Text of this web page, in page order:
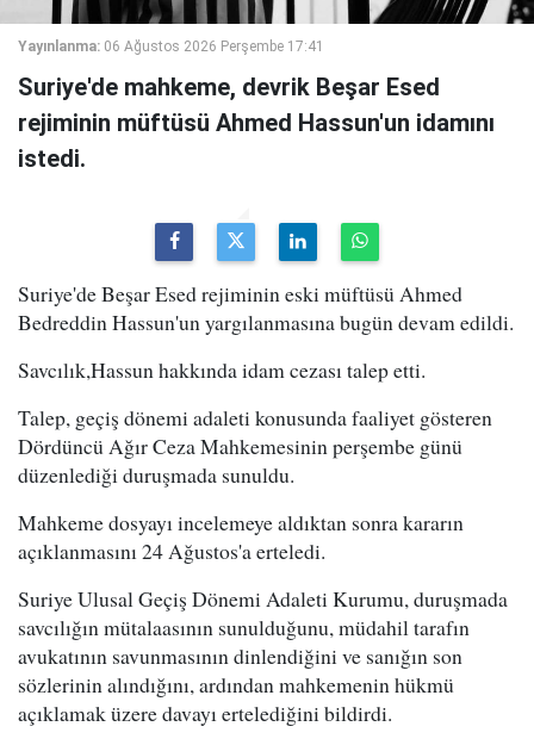
Yayınlanma: 06 Ağustos 2026 Perşembe 17:41
Suriye'de mahkeme, devrik Beşar Esed
rejiminin müftüsü Ahmed Hassun'un idamını
istedi.
Suriye'de Beşar Esed rejiminin eski müftüsü Ahmed
Bedreddin Hassun'un yargılanmasına bugün devam edildi.
Savcılık,Hassun hakkında idam cezası talep etti.
Talep, geçiş dönemi adaleti konusunda faaliyet gösteren
Dördüncü Ağır Ceza Mahkemesinin perşembe günü
düzenlediği duruşmada sunuldu.
Mahkeme dosyayı incelemeye aldıktan sonra kararın
açıklanmasını 24 Ağustos'a erteledi.
Suriye Ulusal Geçiş Dönemi Adaleti Kurumu, duruşmada
savcılığın mütalaasının sunulduğunu, müdahil tarafın
avukatının savunmasının dinlendiğini ve sanığın son
sözlerinin alındığını, ardından mahkemenin hükmü
açıklamak üzere davayı ertelediğini bildirdi.